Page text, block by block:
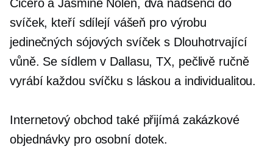
Cicero a Jasmine Nolen, dva nadšenci do
svíček, kteří sdílejí vášeň pro výrobu
jedinečných sójových svíček s Dlouhotrvající
vůně. Se sídlem v Dallasu, TX, pečlivě ručně
vyrábí každou svíčku s láskou a individualitou.
Internetový obchod také přijímá zakázkové
objednávky pro osobní dotek.